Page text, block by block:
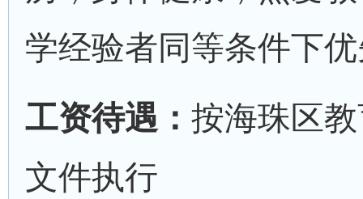
学经验者同等条件下
工资待遇： 按海珠区
文件执行